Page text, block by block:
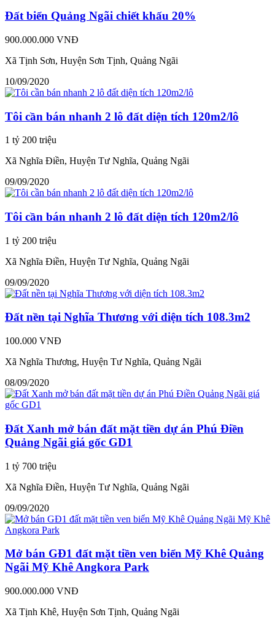
Đất biển Quảng Ngãi chiết khấu 20%
900.000.000 VNĐ
Xã Tịnh Sơn, Huyện Sơn Tịnh, Quảng Ngãi
10/09/2020
Tôi cần bán nhanh 2 lô đất diện tích 120m2/lô
1 tỷ 200 triệu
Xã Nghĩa Điền, Huyện Tư Nghĩa, Quảng Ngãi
09/09/2020
Tôi cần bán nhanh 2 lô đất diện tích 120m2/lô
1 tỷ 200 triệu
Xã Nghĩa Điền, Huyện Tư Nghĩa, Quảng Ngãi
09/09/2020
Đất nền tại Nghĩa Thương với diện tích 108.3m2
100.000 VNĐ
Xã Nghĩa Thương, Huyện Tư Nghĩa, Quảng Ngãi
08/09/2020
Đất Xanh mở bán đất mặt tiền dự án Phú Điền
Quảng Ngãi giá gốc GD1
1 tỷ 700 triệu
Xã Nghĩa Điền, Huyện Tư Nghĩa, Quảng Ngãi
09/09/2020
Mở bán GĐ1 đất mặt tiền ven biển Mỹ Khê Quảng
Ngãi Mỹ Khê Angkora Park
900.000.000 VNĐ
Xã Tịnh Khê, Huyện Sơn Tịnh, Quảng Ngãi